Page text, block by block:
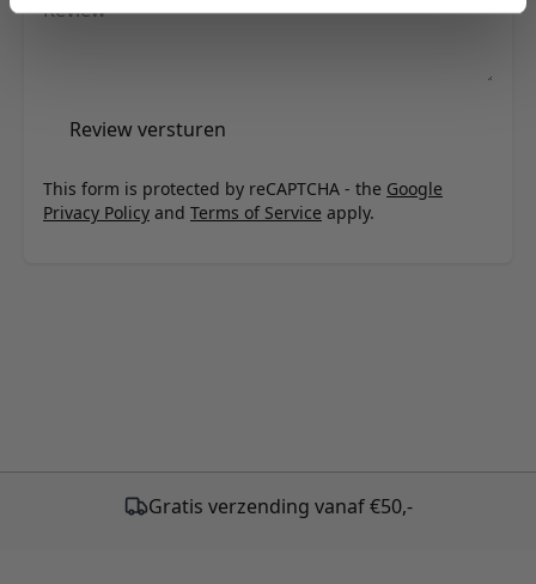
Review
Review versturen
This form is protected by reCAPTCHA - the Google
Privacy Policy and Terms of Service apply.